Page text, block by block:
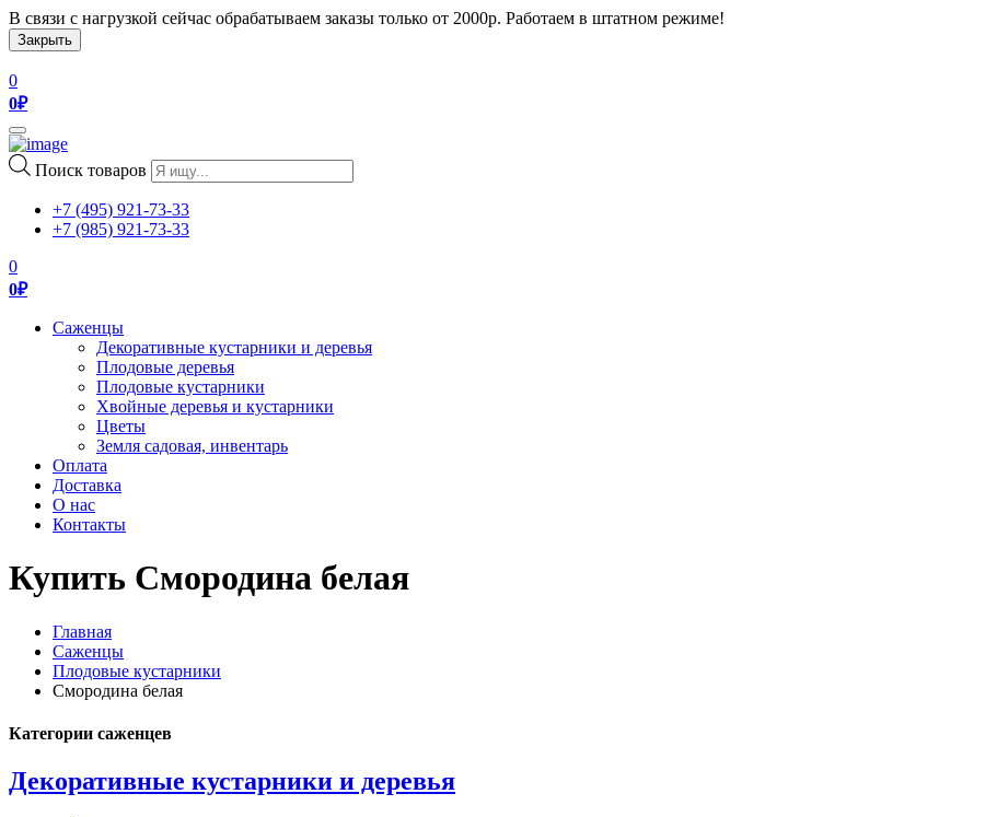
В связи с нагрузкой сейчас обрабатываем заказы только от 2000р. Работаем в штатном режиме!
Закрыть
0
0₽
Toggle
navigation
Поиск товаров
+7 (495) 921-73-33
+7 (985) 921-73-33
0
0₽
Саженцы
Декоративные кустарники и деревья
Плодовые деревья
Плодовые кустарники
Хвойные деревья и кустарники
Цветы
Земля садовая, инвентарь
Оплата
Доставка
О нас
Контакты
Купить Смородина белая
Главная
Саженцы
Плодовые кустарники
Смородина белая
Категории саженцев
Декоративные кустарники и деревья